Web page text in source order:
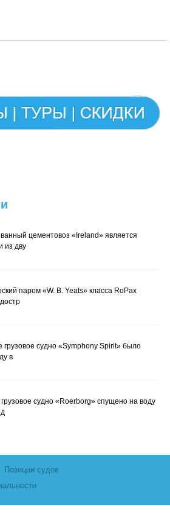
цементовоз «Ireland» является
из дву
паром «W. B. Yeats» класса RoPax
грузовое судно «Symphony Spirit» было
в
судно «Roerborg» спущено на воду
Позиции судов